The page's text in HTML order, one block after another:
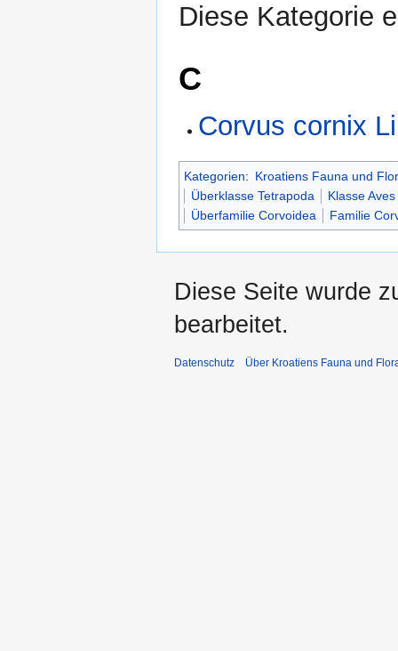
Diese Kategorie
C
Corvus cornix
Kategorien: Kroatiens Fauna und
Überklasse Tetrapoda
Klasse Aves
Überfamilie Corvoidea
Familie
Diese Seite wurde
bearbeitet.
Datenschutz Über Kroatiens Fauna und